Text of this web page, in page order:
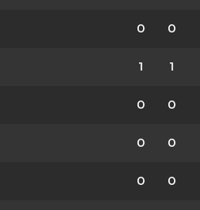
0 0
1 1
0 0
0 0
0 0